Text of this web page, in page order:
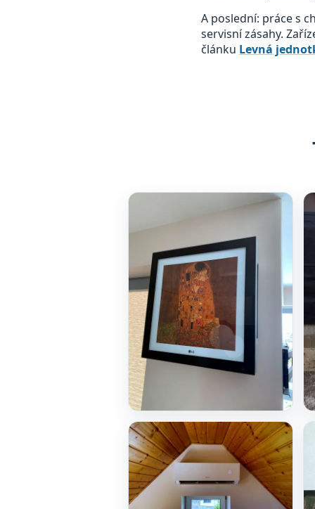
A poslední: práce s
servisní zásahy.
článku Levná